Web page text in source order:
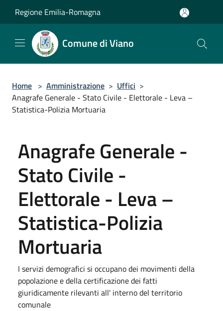
Regione Emilia-Romagna
Comune di Viano
Home > Amministrazione > Uffici >
Anagrafe Generale - Stato Civile - Elettorale - Leva –
Statistica-Polizia Mortuaria
Anagrafe Generale -
Stato Civile -
Elettorale - Leva –
Statistica-Polizia
Mortuaria
I servizi demografici si occupano dei movimenti della
popolazione e della certificazione dei fatti
giuridicamente rilevanti all' interno del territorio
comunale